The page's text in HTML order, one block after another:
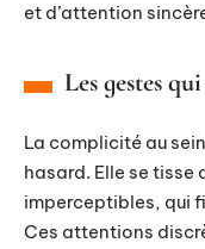
et d’attention
Les gestes
La complicité au
hasard. Elle se
imperceptibles, qui
Ces attentions